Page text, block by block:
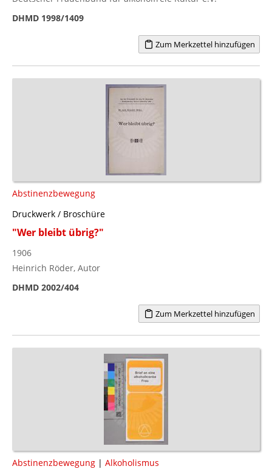
DHMD 1998/1409
Zum Merkzettel hinzufügen
Abstinenzbewegung
Druckwerk / Broschüre
"Wer bleibt übrig?"
1906
Heinrich Röder, Autor
DHMD 2002/404
Zum Merkzettel hinzufügen
Abstinenzbewegung | Alkoholismus